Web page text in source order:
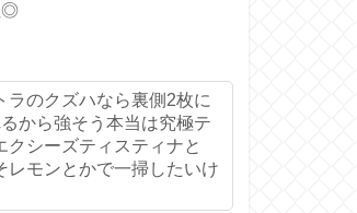
◎
ラのクズハなら裏側2枚に
から強そう本当は究極テ
クシーズティスティナと
レモンとかで一掃したいけ